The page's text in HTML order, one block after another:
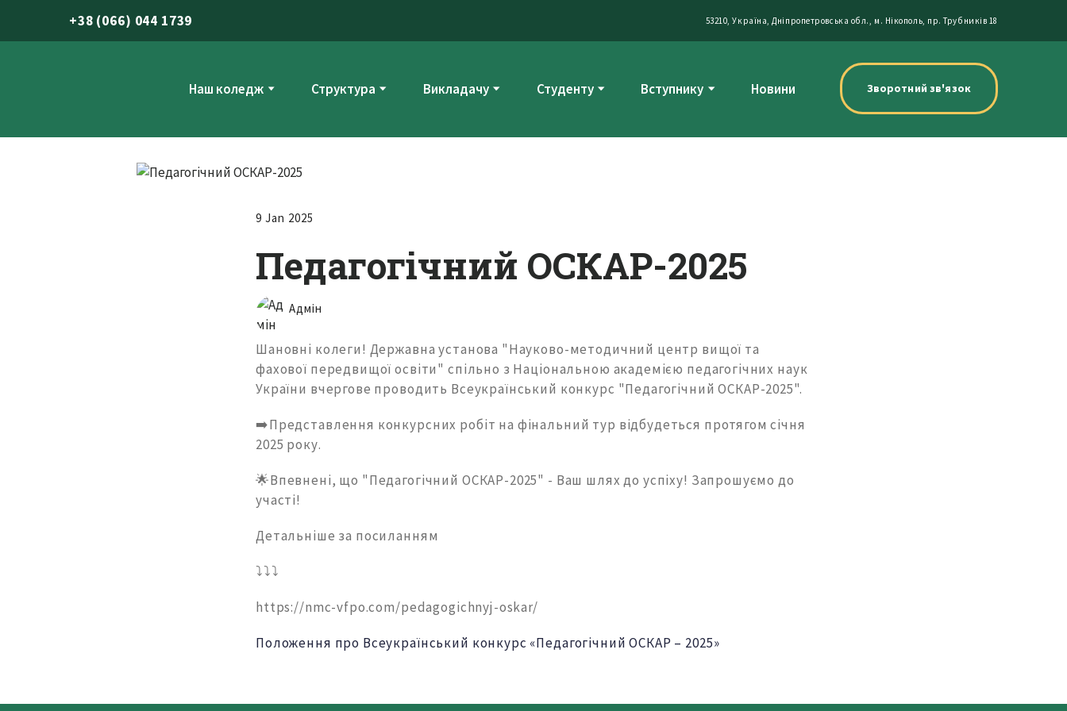
+38 (066) 044 1739 53210, Україна, Дніпропетровська обл., м. Нікополь, пр. Трубників 18
Наш коледж Структура Викладачу Студенту Вступнику Новини Зворотний зв'язок
9 Jan 2025
Педагогічний ОСКАР-2025
Адмін
Шановні колеги! Державна установа "Науково-методичний центр вищої та
фахової передвищої освіти" спільно з Національною академією педагогічних наук
України вчергове проводить Всеукраїнський конкурс "Педагогічний ОСКАР-2025".
➡️Представлення конкурсних робіт на фінальний тур відбудеться протягом січня
2025 року.
🌟Впевнені, що "Педагогічний ОСКАР-2025" - Ваш шлях до успіху! Запрошуємо до
участі!
Детальніше за посиланням
⤵️⤵️⤵️
https://nmc-vfpo.com/pedagogichnyj-oskar/
Положення про Всеукраїнський конкурс «Педагогічний ОСКАР – 2025»